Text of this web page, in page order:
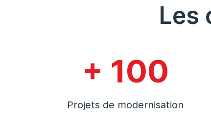
Les
+ 100
Projets de modernisation